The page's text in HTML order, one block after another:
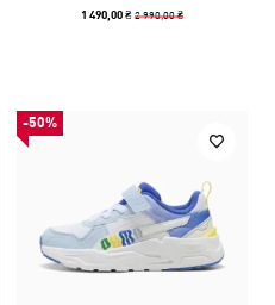
1 490,00 ₴2 990,00 ₴
-50%